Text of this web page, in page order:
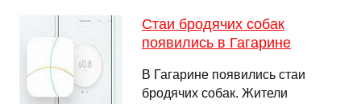
Стаи бродячих собак
появились в Гагарине
В Гагарине появились стаи
бродячих собак. Жители